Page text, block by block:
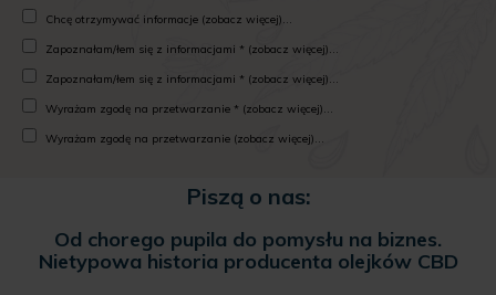
Chcę otrzymywać informacje (zobacz więcej)...
Zapoznałam/łem się z informacjami * (zobacz więcej)...
Zapoznałam/łem się z informacjami * (zobacz więcej)...
Wyrażam zgodę na przetwarzanie * (zobacz więcej)...
Wyrażam zgodę na przetwarzanie (zobacz więcej)...
Piszą o nas:
Od chorego pupila do pomysłu na biznes.
Nietypowa historia producenta olejków CBD